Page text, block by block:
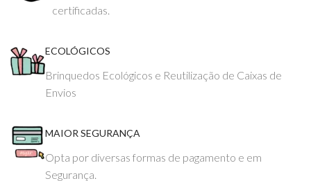
certificadas.
ECOLÓGICOS
Brinquedos Ecológicos e Reutilização de Caixas de
Envios
MAIOR SEGURANÇA
Opta por diversas formas de pagamento e em
Segurança.